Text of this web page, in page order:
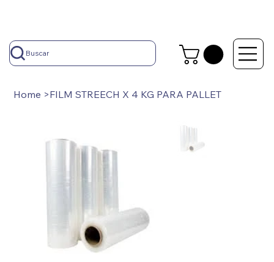
Buscar
Home >FILM STREECH X 4 KG PARA PALLET